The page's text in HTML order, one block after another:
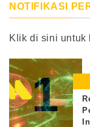
NOTIFIKASI
Klik di sini untuk
1